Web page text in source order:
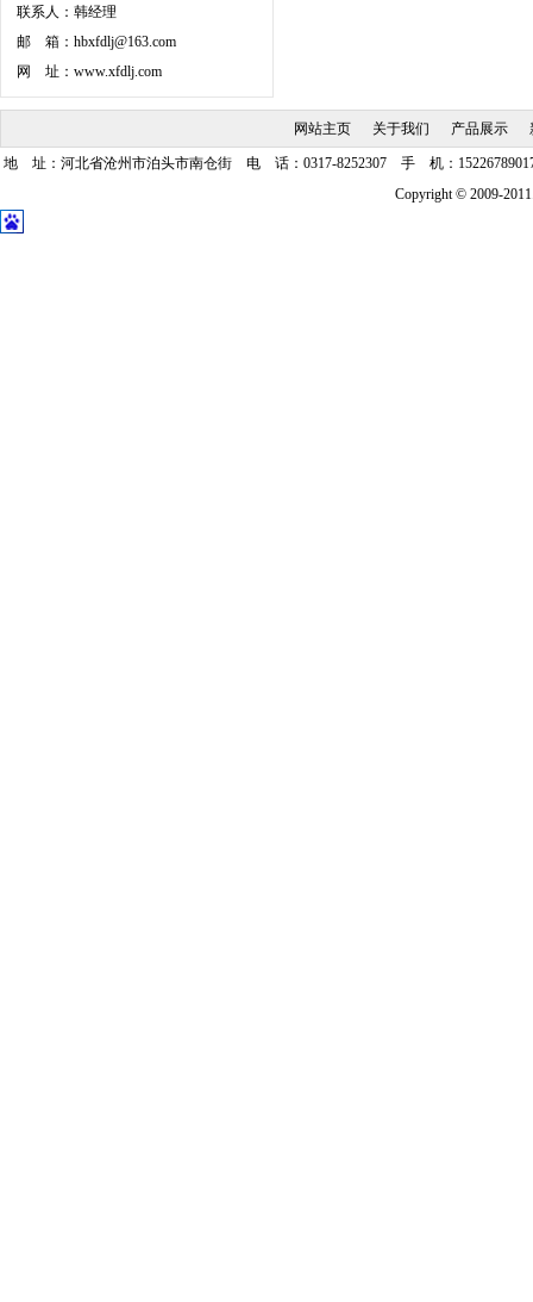
联系人：韩经理
邮 箱：hbxfdlj@163.com
网 址：www.xfdlj.com
网站主页 关于我们 产品展示
地 址：河北省沧州市泊头市南仓街 电 话：0317-8252307 手 机：
Copyright © 2009-